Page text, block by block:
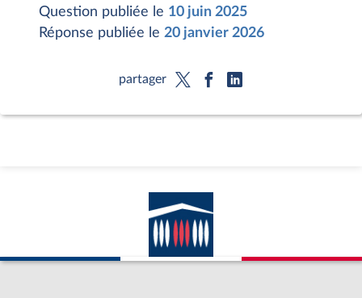
Question publiée le 10 juin 2025
Réponse publiée le 20 janvier 2026
partager